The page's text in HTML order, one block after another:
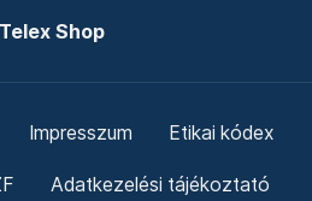
Telex Shop
Impresszum Etikai kódex
Adatkezelési tájékoztató